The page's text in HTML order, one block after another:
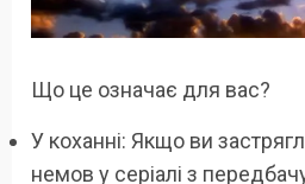
Що це означає для вас?
У коханні: Якщо ви
немов у серіалі з